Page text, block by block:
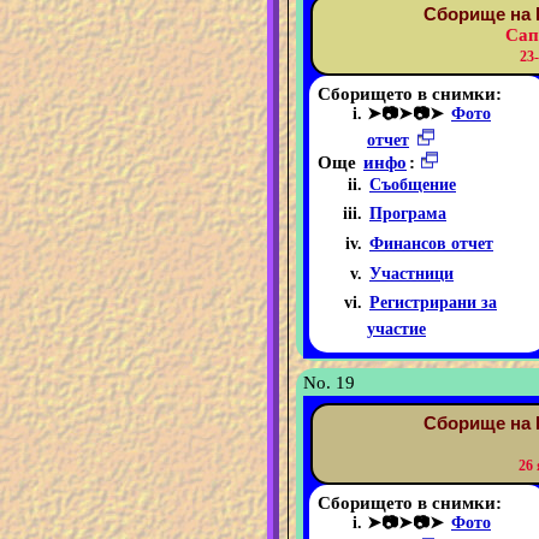
Сборище на
Сборището в снимки:
➤📷➤📷➤ Фото
отчет
Още инфо :
Съобщение
Програма
Финансов отчет
Участници
Регистрирани за
участие
No. 19
Сборище на
26
Сборището в снимки:
➤📷➤📷➤ Фото